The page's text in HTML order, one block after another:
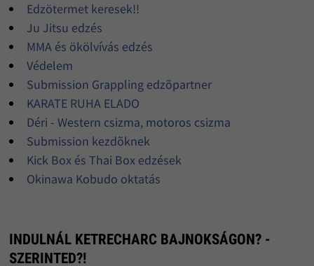
Edzötermet keresek!!
Ju Jitsu edzés
MMA és ökölvívás edzés
Védelem
Submission Grappling edzõpartner
KARATE RUHA ELADO
Déri - Western csizma, motoros csizma
Submission kezdõknek
Kick Box és Thai Box edzések
Okinawa Kobudo oktatás
INDULNÁL KETRECHARC BAJNOKSÁGON? -
SZERINTED?!